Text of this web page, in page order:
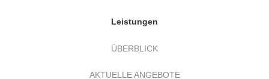
Leistungen
ÜBERBLICK
AKTUELLE ANGEBOTE